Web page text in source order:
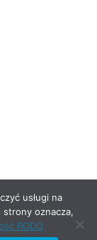
usługi na
strony oznacza,
RODO